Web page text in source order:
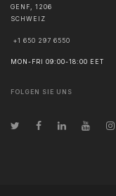
GENF, 1206
SCHWEIZ
+1 650 297 6550
MON-FRI 09:00-18:00 EET
FOLGEN SIE UNS